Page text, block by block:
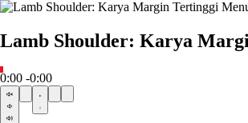
Lamb Shoulder: Karya
0:00 -0:00